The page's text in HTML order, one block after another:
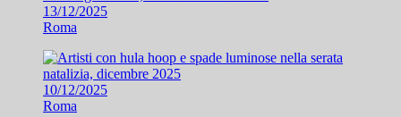
13/12/2025
Roma
10/12/2025
Roma